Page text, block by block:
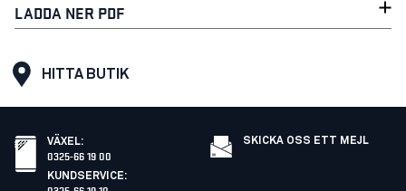
LADDA NER PDF
HITTA BUTIK
VÄXEL:
0325-66 19 00
KUNDSERVICE:
SKICKA OSS ETT MEJL